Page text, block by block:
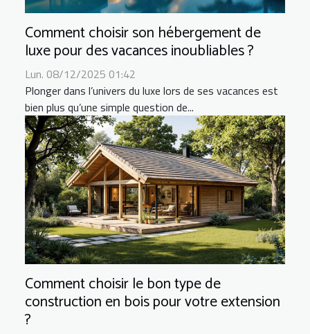
Comment choisir son hébergement de
luxe pour des vacances inoubliables ?
Lun. 08/12/2025 01:42
Plonger dans l’univers du luxe lors de ses vacances est
bien plus qu’une simple question de...
Comment choisir le bon type de
construction en bois pour votre extension
?